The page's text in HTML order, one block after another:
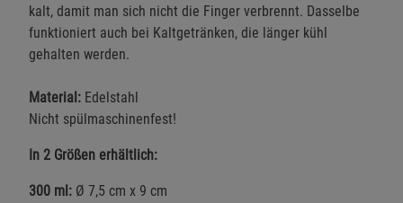
kalt, damit man sich nicht die Finger verbrennt. Dasselbe
funktioniert auch bei Kaltgetränken, die länger kühl
gehalten werden.
Material: Edelstahl
Nicht spülmaschinenfest!
In 2 Größen erhältlich:
300 ml: Ø 7,5 cm x 9 cm